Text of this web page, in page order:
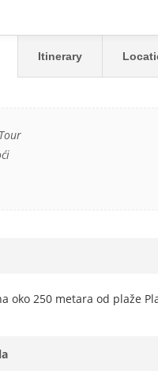
Itinerary
oko 250 metara od plaže